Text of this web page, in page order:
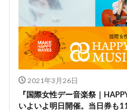
2021年3月26日
『国際女性デー音楽祭｜
いよいよ明日開催。当日券も